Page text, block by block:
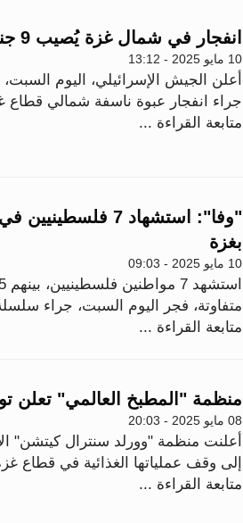
انفجار في شمال غزة يُصيب 9 جنود إسرائيليين بينهم ضباط كبار
10 مايو 2025 - 13:12
جراء انفجار عبوة ناسفة شمالي قطاع
متابعة القراءة ...
"وفا": استشهاد 7
بغزة
10 مايو 2025 - 09:03
متفاوتة، فجر اليوم السبت، جراء
متابعة القراءة ...
منظمة "المطبخ العالمي" تعلن
08 مايو 2025 - 20:03
أعلنت منظمة "وورلد سنترال كيتشن"
إلى وقف عملياتها الغذائية في قطاع
متابعة القراءة ...